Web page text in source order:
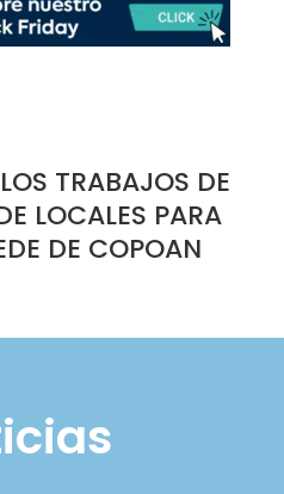
TRABAJOS DE
LOCALES PARA
DE COPOAN